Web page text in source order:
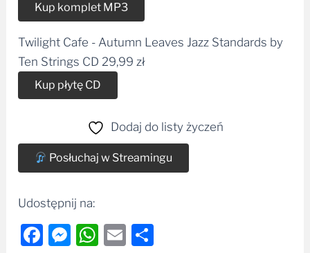
Kup komplet MP3
Twilight Cafe - Autumn Leaves Jazz Standards by
Ten Strings CD 29,99zł
Kup płytę CD
Dodaj do listy życzeń
Posłuchaj w Streamingu
Udostępnij na:
Facebook
Messenger
WhatsApp
Email